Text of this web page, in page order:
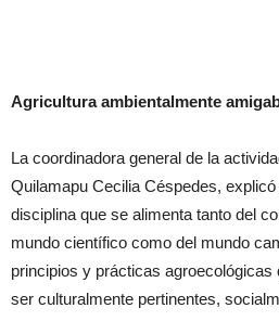
Agricultura ambientalmente
La coordinadora general de la
Quilamapu Cecilia Céspedes,
disciplina que se alimenta tanto del
mundo científico como del mundo
principios y prácticas agroecológicas
ser culturalmente pertinentes,